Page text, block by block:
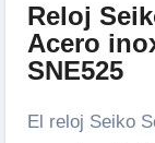
Reloj
Acero
SNE525
El reloj Seiko Solar SNE525 con dial azul y